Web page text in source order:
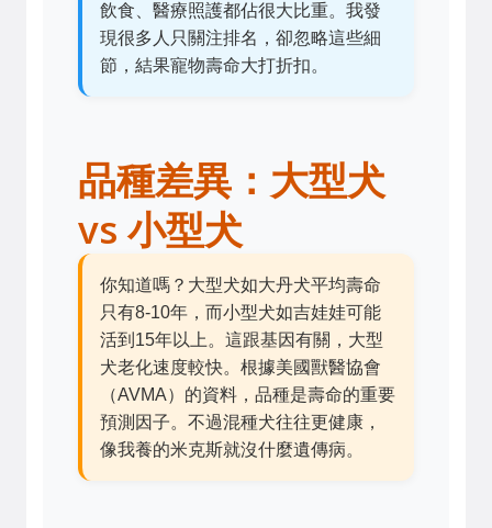
飲食、醫療照護都佔很大比重。我發
現很多人只關注排名，卻忽略這些細
節，結果寵物壽命大打折扣。
品種差異：大型犬
vs 小型犬
你知道嗎？大型犬如大丹犬平均壽命
只有8-10年，而小型犬如吉娃娃可能
活到15年以上。這跟基因有關，大型
犬老化速度較快。根據美國獸醫協會
（AVMA）的資料，品種是壽命的重要
預測因子。不過混種犬往往更健康，
像我養的米克斯就沒什麼遺傳病。